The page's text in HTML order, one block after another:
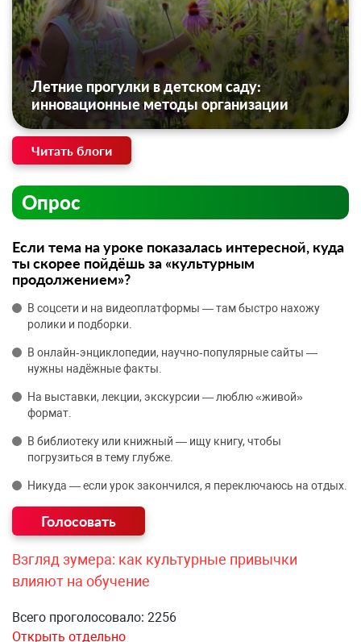
Летние прогулки в детском саду:
инновационные методы организации
Читать блоги
Опрос
Если тема на уроке показалась интересной, куда
ты скорее пойдёшь за «культурным
продолжением»?
В соцсети и на видеоплатформы — там быстро нахожу
ролики и подборки.
В онлайн‑энциклопедии, научно‑популярные сайты —
нужны надёжные факты.
На выставки, лекции, экскурсии — люблю «живой»
формат.
В библиотеку или книжный — ищу книгу, чтобы
погрузиться в тему глубже.
Никуда — если урок закончился, я переключаюсь на отдых.
Взгляд зумера: как культурные привычки
влияют на обучение
Всего проголосовало: 2256
Открыть отдельно